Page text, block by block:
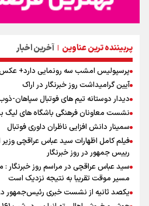
پربیننده ترین عناوین | آخرین اخبار
پرسپولیس امشب سه رونمایی دارد+
آیین گرامیداشت روز خبرنگار در اراک
دیدار دوستانه تیم های فوتبال سپاهان-
نشست معاونان فرهنگی باشگاه های لیگ
سمینار دانش افزایی ناظران داوری فوتبال
فیلم کامل اظهارات سید عباس عراقچی
رییس جمهور در روز خبرنگار
سید عباس عراقچی در مراسم روز خبرنگار :
مسیر موقت تقریبا به نتیجه نزدیک است
یکصد ثانیه از نشست خبری رئیس‌جمهور در روز